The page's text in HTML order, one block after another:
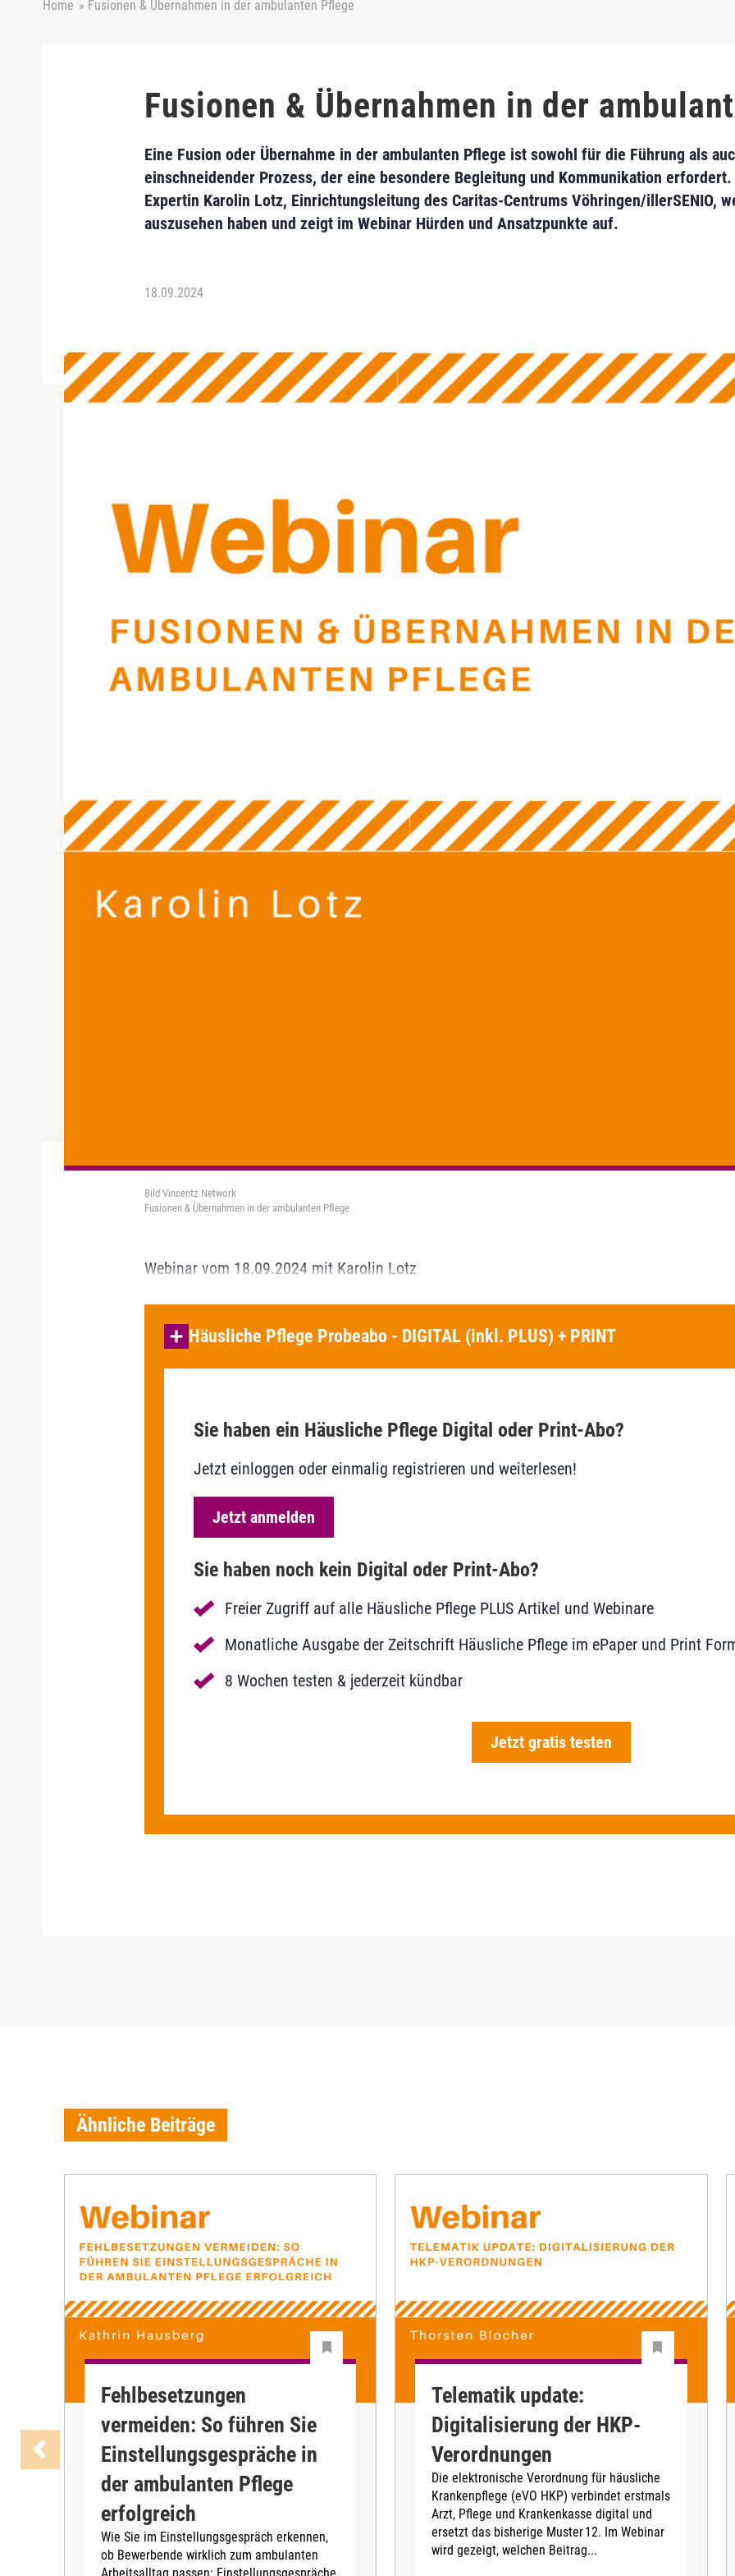
Home » Fusionen & Übernahmen in der ambulanten Pflege
Fusionen & Übernahmen in der
Eine Fusion oder Übernahme in der ambulanten Pflege ist sowohl für die Führung als
einschneidender Prozess, der eine besondere Begleitung und Kommunikation erfordert.
Expertin Karolin Lotz, Einrichtungsleitung des Caritas-Centrums Vöhringen/illerSENIO,
auszusehen haben und zeigt im Webinar Hürden und Ansatzpunkte auf.
18.09.2024
Bild Vincentz Network
Fusionen & Übernahmen in der ambulanten Pflege
Webinar vom 18.09.2024 mit Karolin Lotz
Häusliche Pflege Probeabo - DIGITAL (inkl. PLUS) + PRINT
Sie haben ein Häusliche Pflege Digital oder Print-Abo?
Jetzt einloggen oder einmalig registrieren und weiterlesen!
Jetzt anmelden
Sie haben noch kein Digital oder Print-Abo?
Freier Zugriff auf alle Häusliche Pflege PLUS Artikel und Webinare
Monatliche Ausgabe der Zeitschrift Häusliche Pflege im ePaper und Print
8 Wochen testen & jederzeit kündbar
Jetzt gratis testen
Ähnliche Beiträge
Fehlbesetzungen
vermeiden: So führen Sie
Einstellungsgespräche in
der ambulanten Pflege
erfolgreich
Wie Sie im Einstellungsgespräch erkennen,
ob Bewerbende wirklich zum ambulanten
Telematik update:
Digitalisierung der HKP-
Verordnungen
Die elektronische Verordnung für häusliche
Krankenpflege (eVO HKP) verbindet erstmals
Arzt, Pflege und Krankenkasse digital und
ersetzt das bisherige Muster 12. Im Webinar
wird gezeigt, welchen Beitrag...